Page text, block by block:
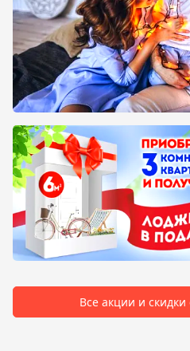
Все акции и